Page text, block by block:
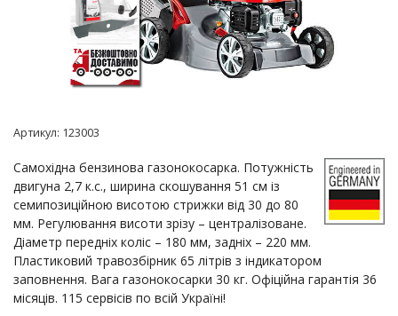
Артикул: 123003
Самохідна бензинова газонокосарка. Потужність
двигуна 2,7 к.с., ширина скошування 51 см із
семипозиційною висотою стрижки від 30 до 80
мм. Регулювання висоти зрізу – централізоване.
Діаметр передніх коліс – 180 мм, задніх – 220 мм.
Пластиковий травозбірник 65 літрів з індикатором
заповнення. Вага газонокосарки 30 кг. Офіційна гарантія 36
місяців. 115 сервісів по всій Україні!